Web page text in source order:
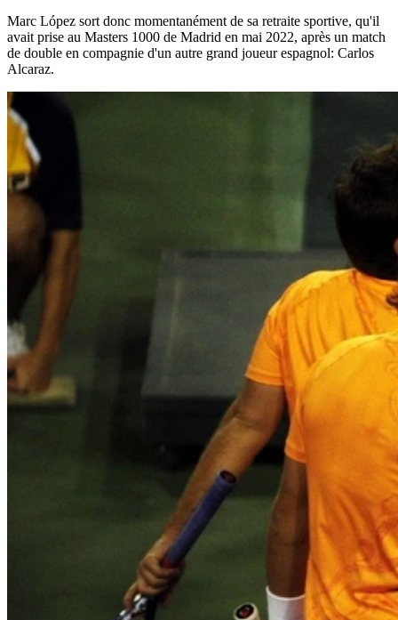
Marc López sort donc momentanément de sa retraite sportive, qu'il
avait prise au Masters 1000 de Madrid en mai 2022, après un match
de double en compagnie d'un autre grand joueur espagnol: Carlos
Alcaraz.